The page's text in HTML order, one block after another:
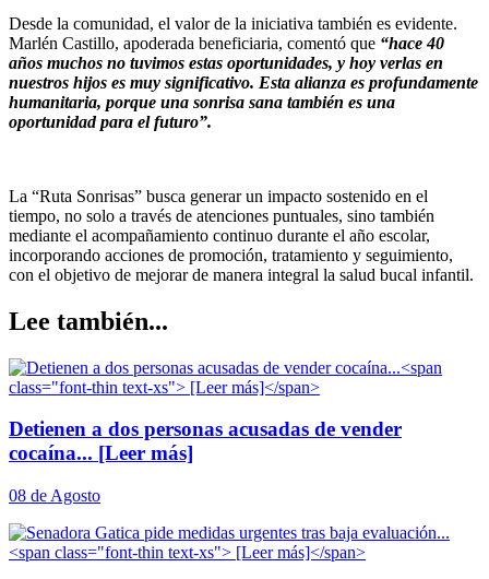
Desde la comunidad, el valor de la iniciativa también es evidente.
Marlén Castillo, apoderada beneficiaria, comentó que “hace 40
años muchos no tuvimos estas oportunidades, y hoy verlas en
nuestros hijos es muy significativo. Esta alianza es profundamente
humanitaria, porque una sonrisa sana también es una
oportunidad para el futuro”.
La “Ruta Sonrisas” busca generar un impacto sostenido en el
tiempo, no solo a través de atenciones puntuales, sino también
mediante el acompañamiento continuo durante el año escolar,
incorporando acciones de promoción, tratamiento y seguimiento,
con el objetivo de mejorar de manera integral la salud bucal infantil.
Lee también...
Detienen a dos personas acusadas de vender
cocaína... [Leer más]
08 de Agosto